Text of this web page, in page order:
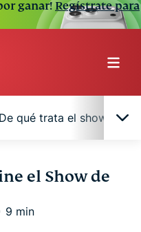
ganar!Regístrate para
qué trata el show de
el show de la
Super Bowl en
el Show de
9 min